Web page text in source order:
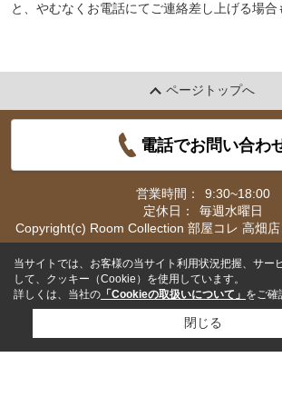
と、やむなくお電話にてご連絡差し上げる場合
ページトップへ
電話でお問い合わ
営業時間：
9:30~18:00
定休日：
毎週水曜日
Copyright(c) Room Collection 部屋コレ 高畑
当サイトでは、お客様の当サイト利用状況把握、サー
して、クッキー（Cookie）を使用しています。
詳しくは、当社の 「Cookieの取扱いについて」 をご確
閉じる